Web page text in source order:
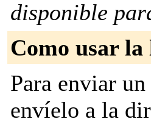
disponible
Como usar
Para enviar
envíelo a la